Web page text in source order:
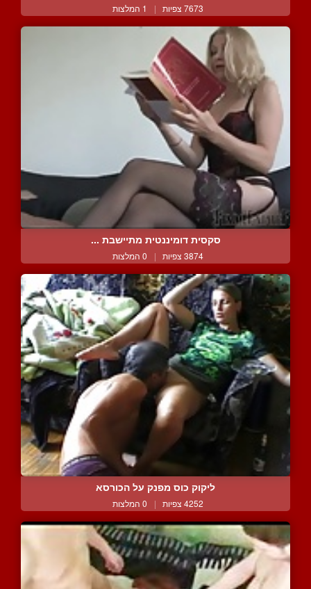
7673 צפיות | 1 המלצות
סקסית דומיננטית מתיישבת ...
3874 צפיות | 0 המלצות
ליקוק כוס מפנק על הכורסא
4252 צפיות | 0 המלצות